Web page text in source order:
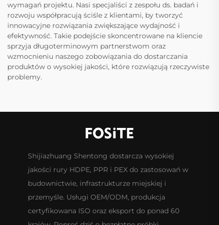
wymagań projektu. Nasi specjaliści z zespołu ds. badań i
rozwoju współpracują ściśle z klientami, by tworzyć
innowacyjne rozwiązania zwiększające wydajność i
efektywność. Takie podejście skoncentrowane na kliencie
sprzyja długoterminowym partnerstwom oraz
wzmocnieniu naszego zobowiązania do dostarczania
produktów o wysokiej jakości, które rozwiązują rzeczywiste
problemy.
Shijiazhuang Shentong dostarcza wysokiej
jakości rury HDPE, PPR i PEX do zastosowań w
budownictwie, infrastrukturze miejskiej i
przemyśle. Usługi OEM/ODM, produkcja
certyfikowana ISO oraz eksport do ponad 60